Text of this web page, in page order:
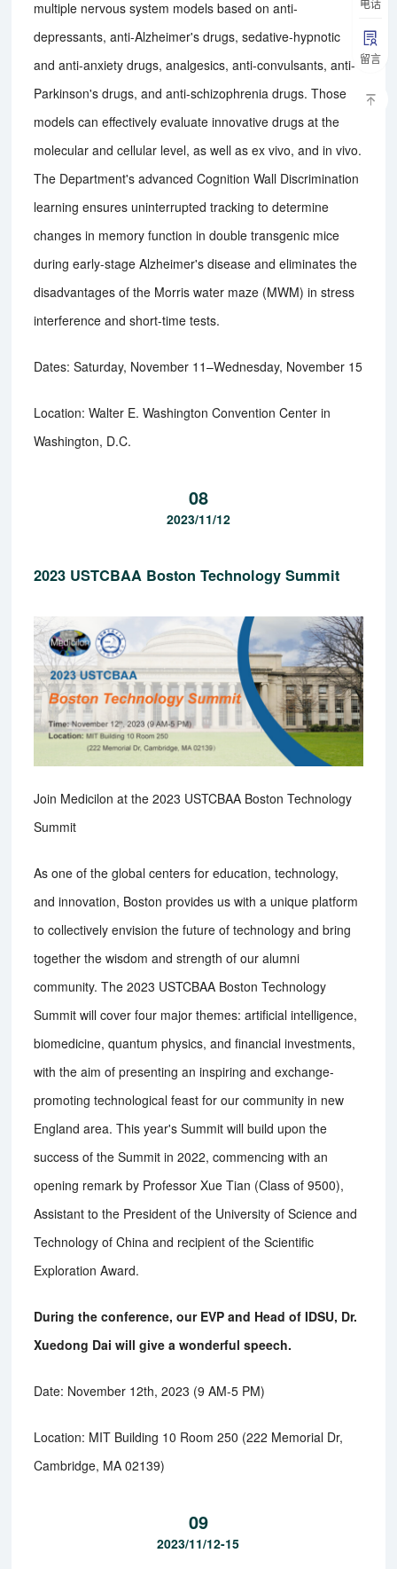
电话
留言
multiple nervous system models based on anti-
depressants, anti-Alzheimer's drugs, sedative-hypnotic
and anti-anxiety drugs, analgesics, anti-convulsants, anti-
Parkinson's drugs, and anti-schizophrenia drugs. Those
models can effectively evaluate innovative drugs at the
molecular and cellular level, as well as ex vivo, and in vivo.
The Department's advanced Cognition Wall Discrimination
learning ensures uninterrupted tracking to determine
changes in memory function in double transgenic mice
during early-stage Alzheimer's disease and eliminates the
disadvantages of the Morris water maze (MWM) in stress
interference and short-time tests.
Dates: Saturday, November 11–Wednesday, November 15
Location: Walter E. Washington Convention Center in
Washington, D.C.
08
2023/11/12
2023 USTCBAA Boston Technology Summit
Join Medicilon at the 2023 USTCBAA Boston Technology
Summit
As one of the global centers for education, technology,
and innovation, Boston provides us with a unique platform
to collectively envision the future of technology and bring
together the wisdom and strength of our alumni
community. The 2023 USTCBAA Boston Technology
Summit will cover four major themes: artificial intelligence,
biomedicine, quantum physics, and financial investments,
with the aim of presenting an inspiring and exchange-
promoting technological feast for our community in new
England area. This year's Summit will build upon the
success of the Summit in 2022, commencing with an
opening remark by Professor Xue Tian (Class of 9500),
Assistant to the President of the University of Science and
Technology of China and recipient of the Scientific
Exploration Award.
During the conference, our EVP and Head of IDSU, Dr.
Xuedong Dai will give a wonderful speech.
Date: November 12th, 2023 (9 AM-5 PM)
Location: MIT Building 10 Room 250 (222 Memorial Dr,
Cambridge, MA 02139)
09
2023/11/12-15